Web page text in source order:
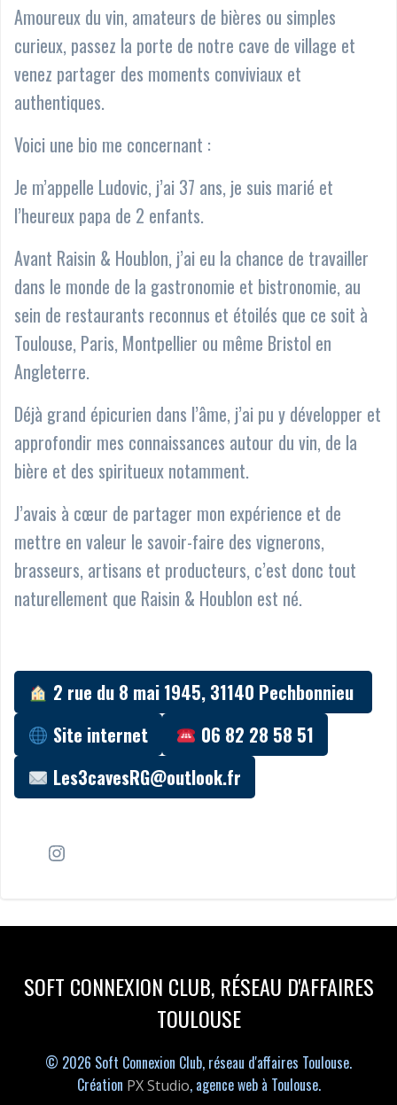
Amoureux du vin, amateurs de bières ou simples
curieux, passez la porte de notre cave de village et
venez partager des moments conviviaux et
authentiques.
Voici une bio me concernant :
Je m’appelle Ludovic, j’ai 37 ans, je suis marié et
l’heureux papa de 2 enfants.
Avant Raisin & Houblon, j’ai eu la chance de travailler
dans le monde de la gastronomie et bistronomie, au
sein de restaurants reconnus et étoilés que ce soit à
Toulouse, Paris, Montpellier ou même Bristol en
Angleterre.
Déjà grand épicurien dans l’âme, j’ai pu y développer et
approfondir mes connaissances autour du vin, de la
bière et des spiritueux notamment.
J’avais à cœur de partager mon expérience et de
mettre en valeur le savoir-faire des vignerons,
brasseurs, artisans et producteurs, c’est donc tout
naturellement que Raisin & Houblon est né.
2 rue du 8 mai 1945, 31140 Pechbonnieu
Site internet
06 82 28 58 51
Les3cavesRG@outlook.fr
Instagram
SOFT CONNEXION CLUB, RÉSEAU D'AFFAIRES
TOULOUSE
© 2026 Soft Connexion Club, réseau d'affaires Toulouse.
Création PX Studio, agence web à Toulouse.